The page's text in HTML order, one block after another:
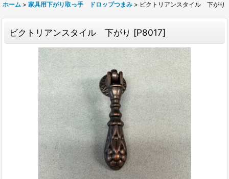
ホーム > 家具用下がり取っ手 ドロップつまみ > ビクトリアンスタイル 下がり
ビクトリアンスタイル 下がり [P8017]